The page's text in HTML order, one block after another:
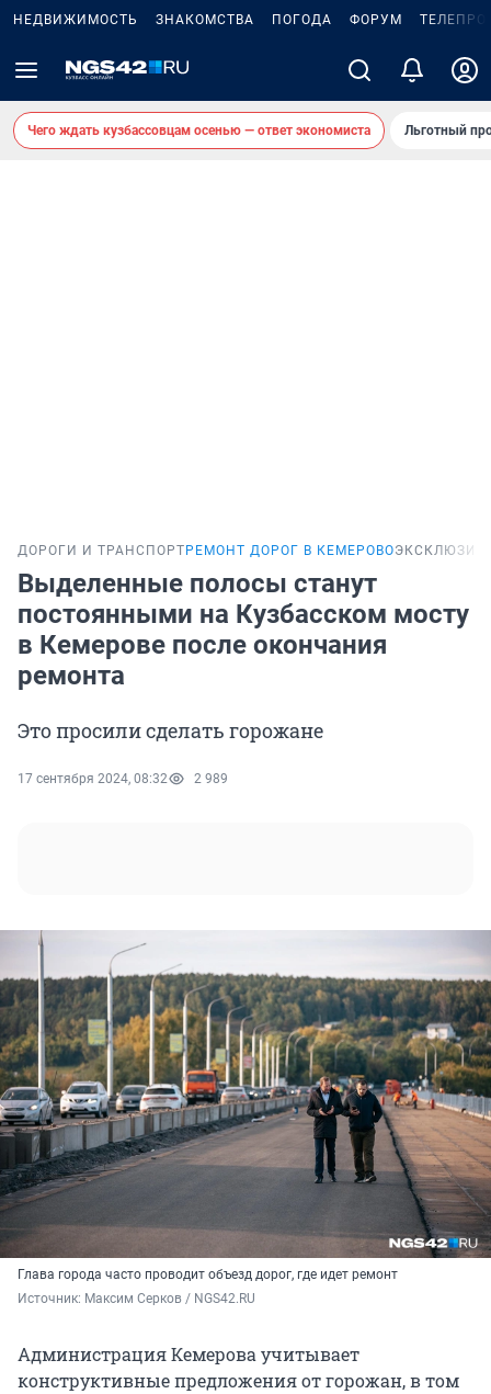
НЕДВИЖИМОСТЬ ЗНАКОМСТВА ПОГОДА ФОРУМ
Чего ждать кузбассовцам осенью — ответ экономиста Льготный
ДОРОГИ И ТРАНСПОРТ РЕМОНТ ДОРОГ В КЕМЕРОВОЭКСКЛЮЗИВ
Выделенные полосы станут
постоянными на Кузбасском мосту
в Кемерове после окончания
ремонта
Это просили сделать горожане
17 сентября 2024, 08:32 2 989
Глава города часто проводит объезд дорог, где идет ремонт
Источник: Максим Серков / NGS42.RU
Администрация Кемерова учитывает
конструктивные предложения от горожан, в том